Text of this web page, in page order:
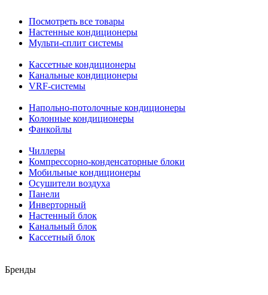
Посмотреть все товары
Настенные кондиционеры
Мульти-сплит системы
Кассетные кондиционеры
Канальные кондиционеры
VRF-системы
Напольно-потолочные кондиционеры
Колонные кондиционеры
Фанкойлы
Чиллеры
Компрессорно-конденсаторные блоки
Мобильные кондиционеры
Осушители воздуха
Панели
Инверторный
Настенный блок
Канальный блок
Кассетный блок
Бренды